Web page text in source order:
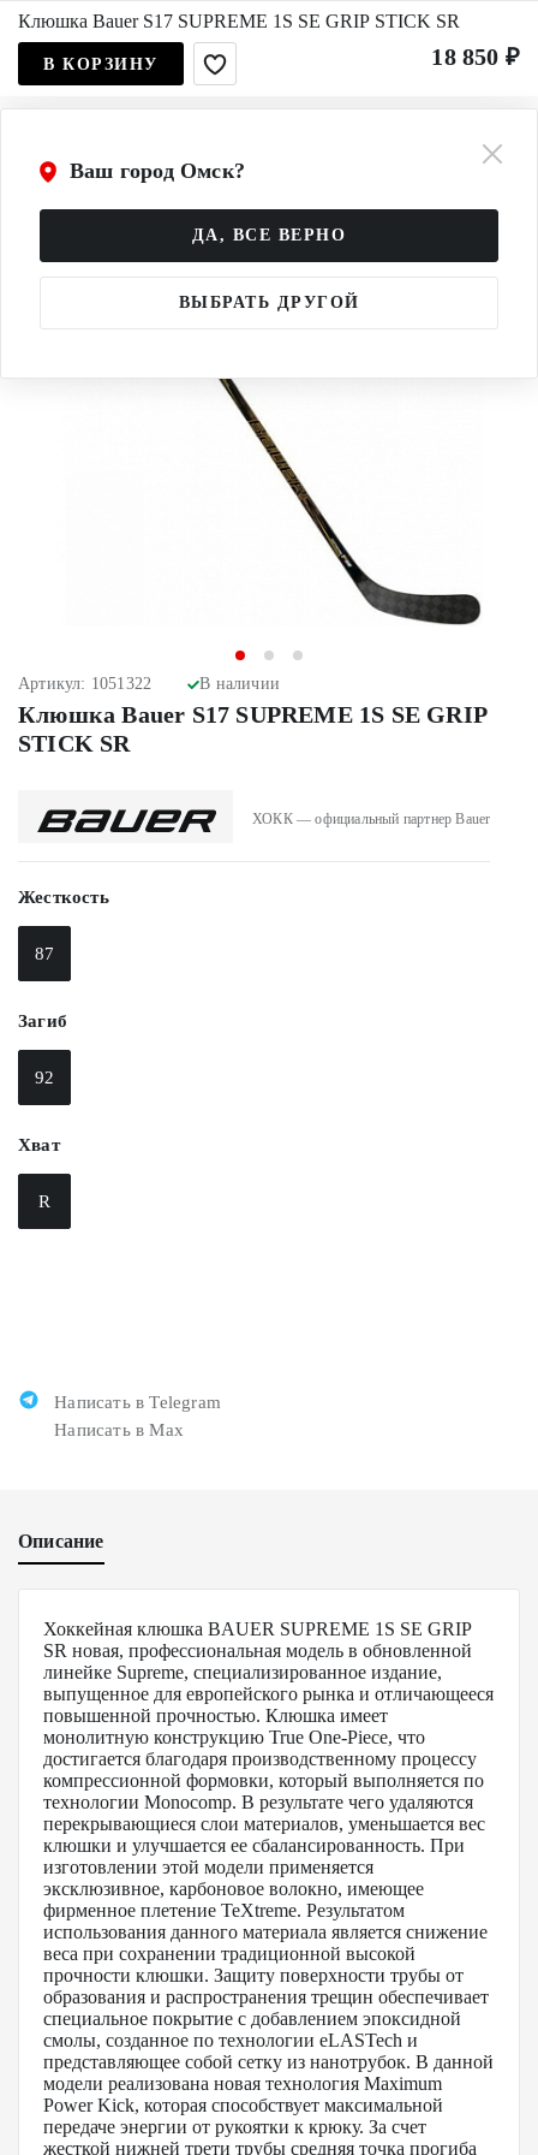
Ваш город Омск?
ДА, ВСЕ ВЕРНО
ВЫБРАТЬ ДРУГОЙ
Артикул: 1051322 В наличии
Клюшка Bauer S17 SUPREME 1S SE GRIP
STICK SR
ХОКК — официальный партнер Bauer
Жесткость
87
Загиб
92
Хват
R
Написать в Telegram
Написать в Max
Описание
Хоккейная клюшка BAUER SUPREME 1S SE GRIP
SR новая, профессиональная модель в обновленной
линейке Supreme, специализированное издание,
выпущенное для европейского рынка и отличающееся
повышенной прочностью. Клюшка имеет
монолитную конструкцию True One-Piece, что
достигается благодаря производственному процессу
компрессионной формовки, который выполняется по
технологии Monocomp. В результате чего удаляются
перекрывающиеся слои материалов, уменьшается вес
клюшки и улучшается ее сбалансированность. При
изготовлении этой модели применяется
эксклюзивное, карбоновое волокно, имеющее
фирменное плетение TeXtreme. Результатом
использования данного материала является снижение
веса при сохранении традиционной высокой
прочности клюшки. Защиту поверхности трубы от
образования и распространения трещин обеспечивает
специальное покрытие с добавлением эпоксидной
смолы, созданное по технологии eLASTech и
представляющее собой сетку из нанотрубок. В данной
модели реализована новая технология Maximum
Power Kick, которая способствует максимальной
передаче энергии от рукоятки к крюку. За счет
жесткой нижней трети трубы средняя точка прогиба
Клюшка Bauer S17 SUPREME 1S SE GRIP STICK SR
18 850 ₽
В КОРЗИНУ